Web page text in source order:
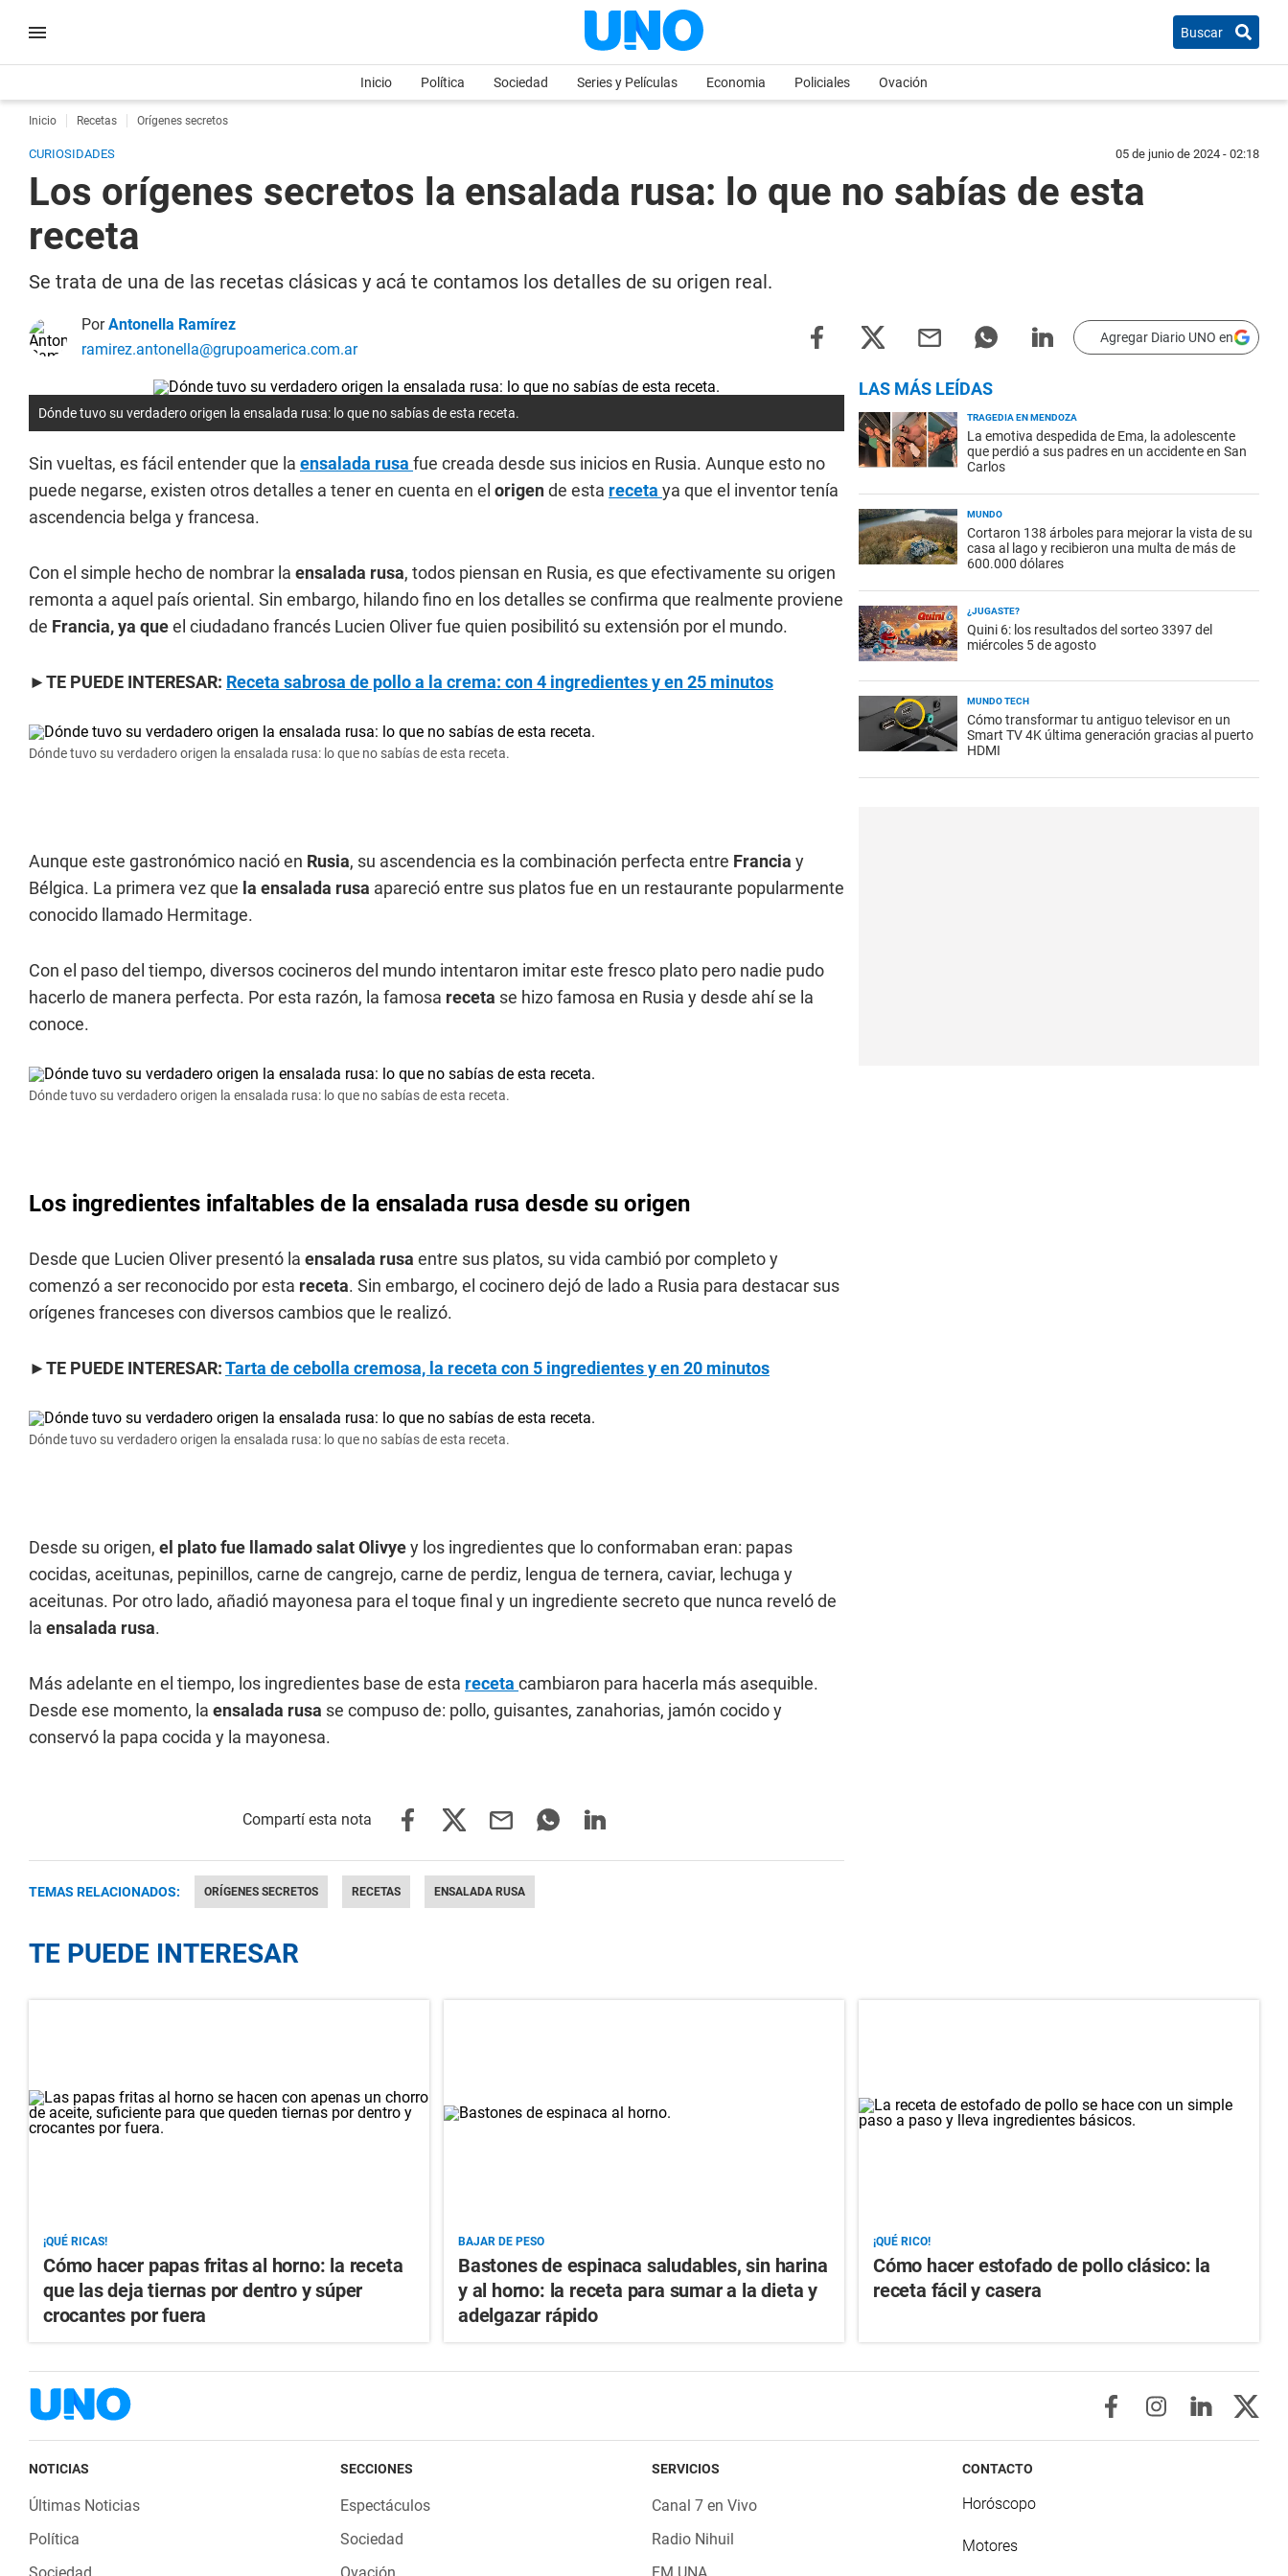
Buscar
Inicio Política Sociedad Series y Películas Economia Policiales Ovación
Inicio Recetas Orígenes secretos
CURIOSIDADES 05 de junio de 2024 - 02:18
Los orígenes secretos la ensalada rusa: lo que no sabías de esta
receta
Se trata de una de las recetas clásicas y acá te contamos los detalles de su origen real.
PorAntonella Ramírez
ramirez.antonella@grupoamerica.com.ar
Agregar Diario UNO en
Dónde tuvo su verdadero origen la ensalada rusa: lo que no sabías de esta receta.
Sin vueltas, es fácil entender que la ensalada rusa fue creada desde sus inicios en Rusia. Aunque esto no
puede negarse, existen otros detalles a tener en cuenta en el origende esta receta ya que el inventor tenía
ascendencia belga y francesa.
Con el simple hecho de nombrar la ensalada rusa, todos piensan en Rusia, es que efectivamente su origen
remonta a aquel país oriental. Sin embargo, hilando fino en los detalles se confirma que realmente proviene
de Francia, ya queel ciudadano francés Lucien Oliver fue quien posibilitó su extensión por el mundo.
►TE PUEDE INTERESAR: Receta sabrosa de pollo a la crema: con 4 ingredientes y en 25 minutos
Dónde tuvo su verdadero origen la ensalada rusa: lo que no sabías de esta receta.
Aunque este gastronómico nació en Rusia, su ascendencia es la combinación perfecta entre Francia y
Bélgica. La primera vez que la ensalada rusa apareció entre sus platos fue en un restaurante popularmente
conocido llamado Hermitage.
Con el paso del tiempo, diversos cocineros del mundo intentaron imitar este fresco plato pero nadie pudo
hacerlo de manera perfecta. Por esta razón, la famosa receta se hizo famosa en Rusia y desde ahí se la
conoce.
Dónde tuvo su verdadero origen la ensalada rusa: lo que no sabías de esta receta.
Los ingredientes infaltables de la ensalada rusa desde su origen
Desde que Lucien Oliver presentó la ensalada rusa entre sus platos, su vida cambió por completo y
comenzó a ser reconocido por esta receta. Sin embargo, el cocinero dejó de lado a Rusia para destacar sus
orígenes franceses con diversos cambios que le realizó.
►TE PUEDE INTERESAR:Tarta de cebolla cremosa, la receta con 5 ingredientes y en 20 minutos
Dónde tuvo su verdadero origen la ensalada rusa: lo que no sabías de esta receta.
Desde su origen, el plato fue llamado salat Olivyey los ingredientes que lo conformaban eran: papas
cocidas, aceitunas, pepinillos, carne de cangrejo, carne de perdiz, lengua de ternera, caviar, lechuga y
aceitunas. Por otro lado, añadió mayonesa para el toque final y un ingrediente secreto que nunca reveló de
la ensalada rusa.
Más adelante en el tiempo, los ingredientes base de esta receta cambiaron para hacerla más asequible.
Desde ese momento, la ensalada rusa se compuso de: pollo, guisantes, zanahorias, jamón cocido y
conservó la papa cocida y la mayonesa.
TEMAS RELACIONADOS: ORÍGENES SECRETOS RECETAS ENSALADA RUSA
LAS MÁS LEÍDAS
TRAGEDIA EN MENDOZA
La emotiva despedida de Ema, la adolescente
que perdió a sus padres en un accidente en San
Carlos
MUNDO
Cortaron 138 árboles para mejorar la vista de su
casa al lago y recibieron una multa de más de
600.000 dólares
¿JUGASTE?
Quini 6: los resultados del sorteo 3397 del
miércoles 5 de agosto
MUNDO TECH
Cómo transformar tu antiguo televisor en un
Smart TV 4K última generación gracias al puerto
HDMI
TE PUEDE INTERESAR
¡QUÉ RICAS!
Cómo hacer papas fritas al horno: la receta
que las deja tiernas por dentro y súper
crocantes por fuera
BAJAR DE PESO
Bastones de espinaca saludables, sin harina
y al horno: la receta para sumar a la dieta y
adelgazar rápido
¡QUÉ RICO!
Cómo hacer estofado de pollo clásico: la
receta fácil y casera
NOTICIAS
Últimas Noticias
Política
SECCIONES
Espectáculos
Sociedad
SERVICIOS
Canal 7 en Vivo
Radio Nihuil
CONTACTO
Horóscopo
Motores